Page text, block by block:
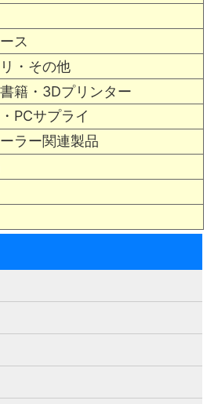
ス
・その他
籍・3Dプリンター
PCサプライ
ラー関連製品